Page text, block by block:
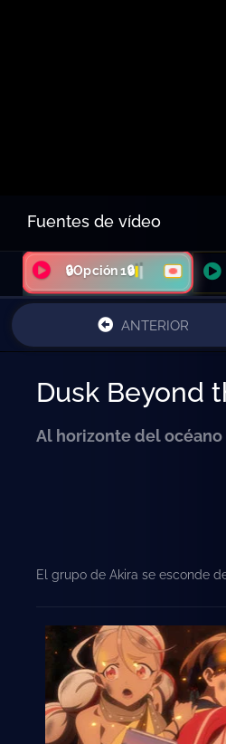
Fuentes de vídeo
🔒Opción 1🔒
ANTERIOR
Dusk Beyond
Al horizonte del
El grupo de Akira se esconde